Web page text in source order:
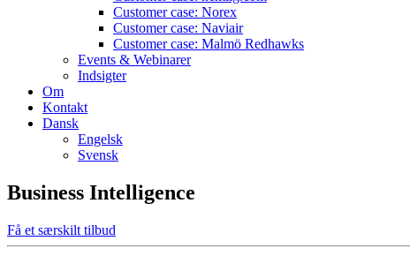
Customer case: Norex
Customer case: Naviair
Customer case: Malmö Redhawks
Events & Webinarer
Indsigter
Om
Kontakt
Dansk
Engelsk
Svensk
Business Intelligence
Få et særskilt tilbud